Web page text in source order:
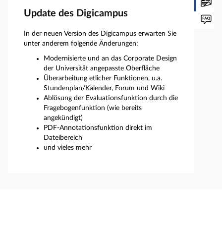
Update des Digicampus
In der neuen Version des Digicampus erwarten Sie
unter anderem folgende Änderungen:
Modernisierte und an das Corporate Design
der Universität angepasste Oberfläche
Überarbeitung etlicher Funktionen, u.a.
Stundenplan/Kalender, Forum und Wiki
Ablösung der Evaluationsfunktion durch die
Fragebogenfunktion (wie bereits
angekündigt)
PDF-Annotationsfunktion direkt im
Dateibereich
und vieles mehr